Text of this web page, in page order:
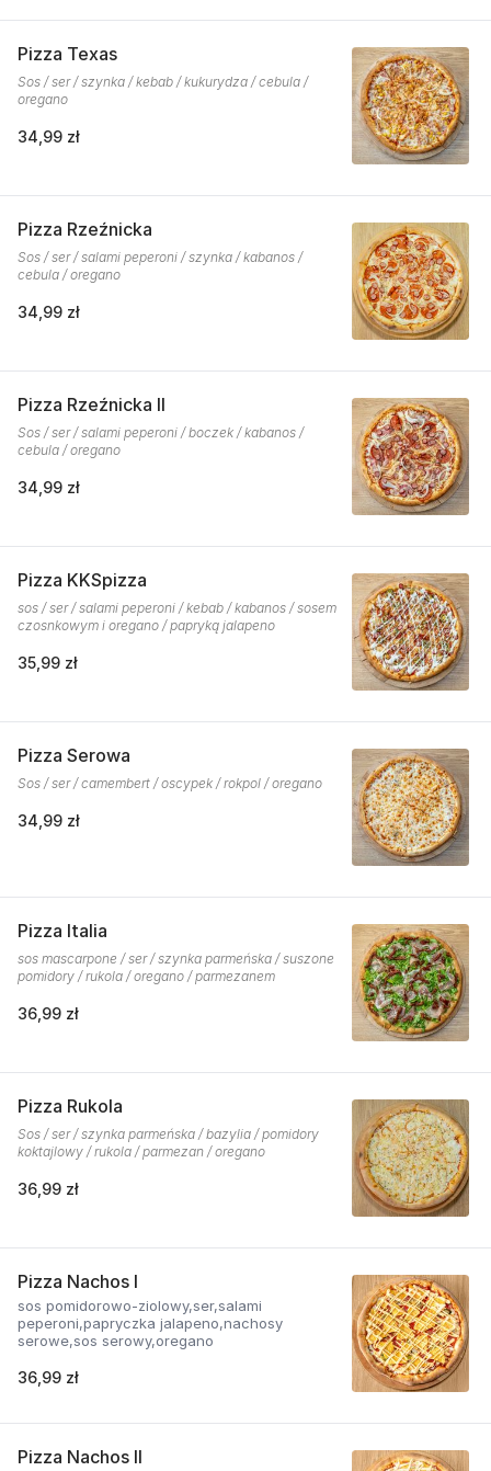
Pizza Texas
Sos / ser / szynka / kebab / kukurydza / cebula /
oregano
34,99 zł
Pizza Rzeźnicka
Sos / ser / salami peperoni / szynka / kabanos /
cebula / oregano
34,99 zł
Pizza Rzeźnicka II
Sos / ser / salami peperoni / boczek / kabanos /
cebula / oregano
34,99 zł
Pizza KKSpizza
sos / ser / salami peperoni / kebab / kabanos / sosem
czosnkowym i oregano / papryką jalapeno
35,99 zł
Pizza Serowa
Sos / ser / camembert / oscypek / rokpol / oregano
34,99 zł
Pizza Italia
sos mascarpone / ser / szynka parmeńska / suszone
pomidory / rukola / oregano / parmezanem
36,99 zł
Pizza Rukola
Sos / ser / szynka parmeńska / bazylia / pomidory
koktajlowy / rukola / parmezan / oregano
36,99 zł
Pizza Nachos I
sos pomidorowo-ziolowy,ser,salami
peperoni,papryczka jalapeno,nachosy
serowe,sos serowy,oregano
36,99 zł
Pizza Nachos II